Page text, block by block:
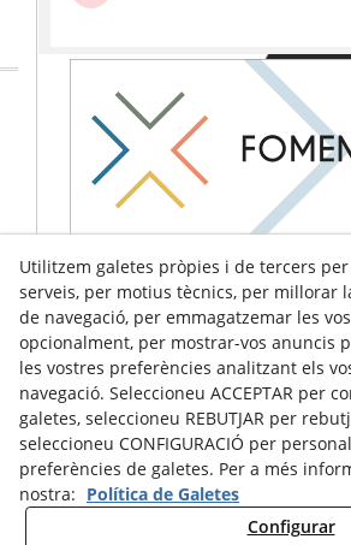
Utilitzem galetes pròpies i de tercers
serveis, per motius tècnics, per millorar
de navegació, per emmagatzemar les
opcionalment, per mostrar-vos anuncis
les vostres preferències analitzant els
navegació. Seleccioneu ACCEPTAR per
galetes, seleccioneu REBUTJAR per
seleccioneu CONFIGURACIÓ per
preferències de galetes. Per a més
nostra: Política de Galetes
Configurar